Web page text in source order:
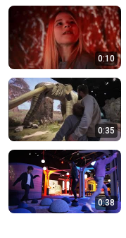
0:10
0:35
0:38